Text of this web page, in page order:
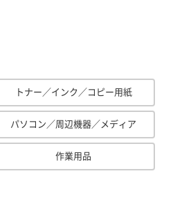
トナー／インク／コピー用紙
パソコン／周辺機器／メディア
作業用品